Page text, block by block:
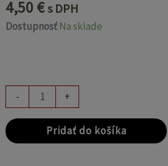
4,50 €s DPH
DostupnosťNa sklade
- +
Pridať do košíka